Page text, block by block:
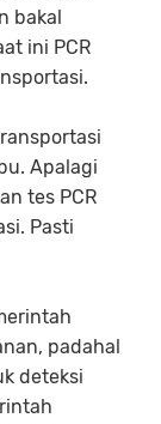
bakal
ini PCR
Apalagi
tes PCR
Pasti
padahal
deteksi